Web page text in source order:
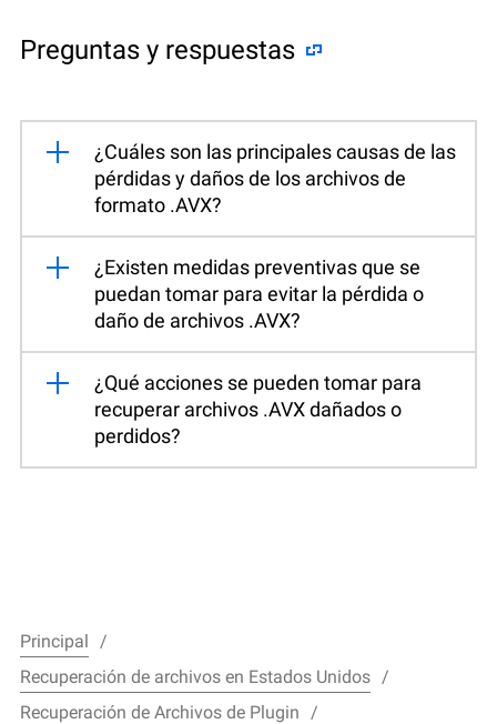
Preguntas y respuestas
¿Cuáles son las principales causas de las
pérdidas y daños de los archivos de
formato .AVX?
¿Existen medidas preventivas que se
puedan tomar para evitar la pérdida o
daño de archivos .AVX?
¿Qué acciones se pueden tomar para
recuperar archivos .AVX dañados o
perdidos?
Principal
Recuperación de archivos en Estados Unidos
Recuperación de Archivos de Plugin